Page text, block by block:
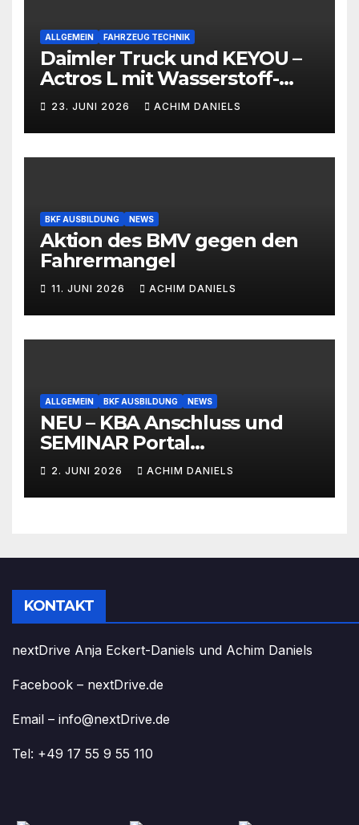
ALLGEMEIN FAHRZEUG TECHNIK
Daimler Truck und KEYOU –
Actros L mit Wasserstoff-
Verbrennermotor
23. JUNI 2026 ACHIM DANIELS
BKF AUSBILDUNG NEWS
Aktion des BMV gegen den
Fahrermangel
11. JUNI 2026 ACHIM DANIELS
ALLGEMEIN BKF AUSBILDUNG NEWS
NEU – KBA Anschluss und
SEMINAR Portal
AKTIONSPREISE!!! Bis zu 50%
RABATT
2. JUNI 2026 ACHIM DANIELS
KONTAKT
nextDrive Anja Eckert-Daniels und Achim Daniels
Facebook – nextDrive.de
Email – info@nextDrive.de
Tel: +49 17 55 9 55 110